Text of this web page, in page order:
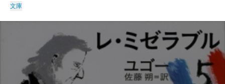
文庫